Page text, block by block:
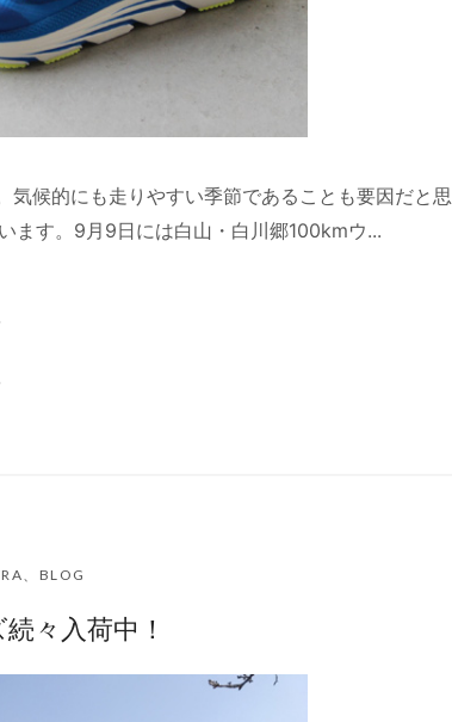
候的にも走りやすい季節であることも要因だと思
ます。9月9日には白山・白川郷100kmウ...
、 BLOG
々入荷中！